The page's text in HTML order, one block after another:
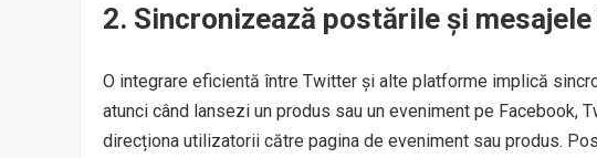
2. Sincronizează postările și
O integrare eficientă între Twitter și alte platforme implică
atunci când lansezi un produs sau un eveniment pe Facebook,
direcționa utilizatorii către pagina de eveniment sau produs.